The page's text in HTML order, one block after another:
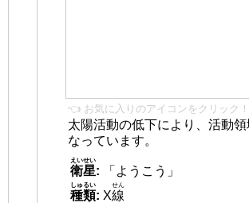
👈 お気に入りのアイコンをクリック！
太陽活動の低下により、活動
なっています。
衛星
えいせい
:
「ようこう」
種類
しゅるい
: X線
せん